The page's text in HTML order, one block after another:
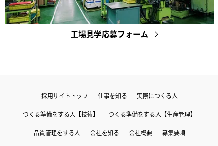
工場見学応募フォーム
採用サイトトップ 仕事を知る 実際につくる人
つくる準備をする人【技術】 つくる準備をする人【生産管理】
品質管理をする人 会社を知る 会社概要 募集要項